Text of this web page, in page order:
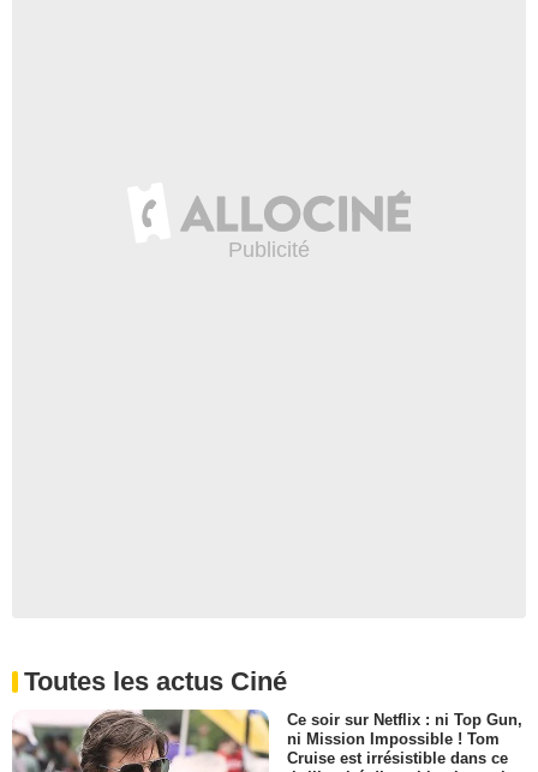
Toutes les actus Ciné
Ce soir sur Netflix : ni Top Gun,
ni Mission Impossible ! Tom
Cruise est irrésistible dans ce